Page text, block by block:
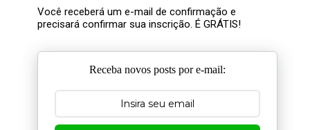
Você receberá um e-mail de confirmação e
precisará confirmar sua inscrição. É GRÁTIS!
Receba novos posts por e-mail: